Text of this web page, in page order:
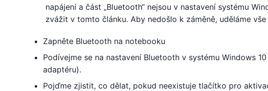
napájení a část „Bluetooth“ nejsou v nastavení systému
zvážit v tomto článku. Aby nedošlo k záměně, uděláme
Zapněte Bluetooth na notebooku
Podívejme se na nastavení Bluetooth v systému Windows
adaptéru).
Pojďme zjistit, co dělat, pokud neexistuje tlačítko pro